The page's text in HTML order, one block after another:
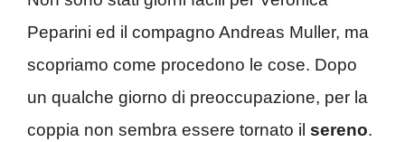
Peparini ed il compagno Andreas Muller, ma
scopriamo come procedono le cose. Dopo
un qualche giorno di preoccupazione, per la
coppia non sembra essere tornato il sereno.